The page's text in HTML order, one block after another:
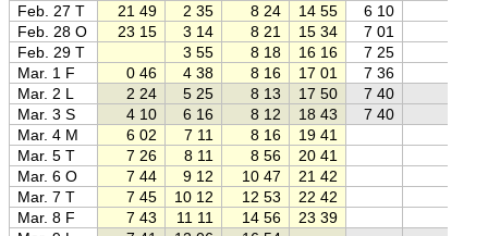
Feb. 27 T
21 49 2 35 8 24 14 55
6 10
Feb. 28 O
23 15 3 14 8 21 15 34
7 01
Feb. 29 T
3 55 8 18 16 16
7 25
Mar. 1 F
0 46 4 38 8 16 17 01
7 36
Mar. 2 L
2 24 5 25 8 13 17 50
7 40
Mar. 3 S
4 10 6 16 8 12 18 43
7 40
Mar. 4 M
6 02 7 11 8 16
19 41
Mar. 5 T
7 26 8 11 8 56
20 41
Mar. 6 O
7 44 9 12 10 47
21 42
Mar. 7 T
7 45 10 12 12 53
22 42
Mar. 8 F
7 43 11 11 14 56
23 39